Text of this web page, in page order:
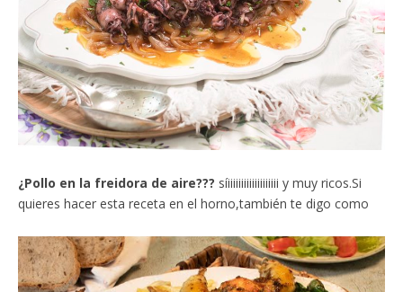
¿Pollo en la freidora de aire??? síiiiiiiiiiiiiiiiiiii y muy ricos.Si
quieres hacer esta receta en el horno,también te digo como